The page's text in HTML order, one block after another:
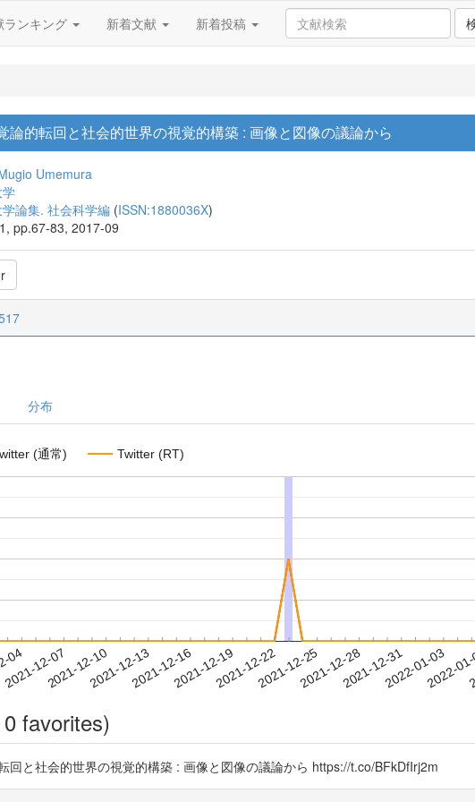
ランキング 新着文献 新着投稿
論的転回と社会的世界の視覚的構築 : 画像と図像の議論から
Umemura
論集. 社会科学編 (ISSN:1880036X)
pp.67-83, 2017-09
分布
(通常) Twitter (RT)
04
2021-12-072021-12-102021-12-132021-12-162021-12-192021-12-222021-12-252021-12-282021-12-312022-01-03
2022-
favorites)
と社会的世界の視覚的構築 : 画像と図像の議論から https://t.co/BFkDfIrj2m